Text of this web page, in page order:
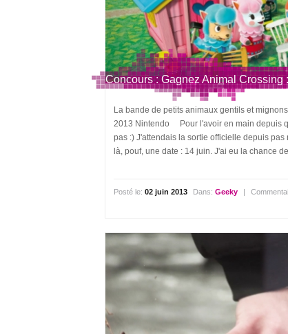
Concours : Gagnez Animal
La bande de petits animaux gentils et
2013 Nintendo Pour l'avoir en main depuis
pas :) J'attendais la sortie officielle depuis
là, pouf, une date : 14 juin. J'ai eu la chance
Posté le:02 juin 2013 Dans:Geeky |